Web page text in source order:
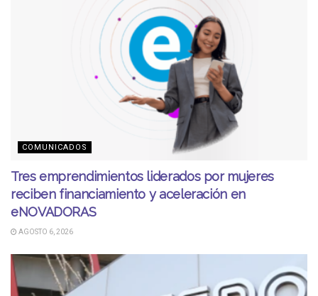
COMUNICADOS
Tres emprendimientos liderados por mujeres
reciben financiamiento y aceleración en
eNOVADORAS
AGOSTO 6, 2026